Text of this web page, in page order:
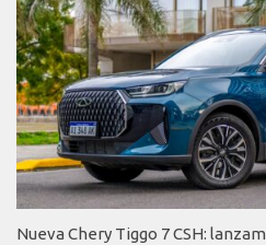
Nueva Chery Tiggo 7 CSH: